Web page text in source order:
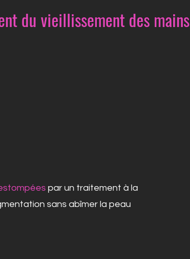
du vieillissement des mains
par un traitement à la
sans abîmer la peau